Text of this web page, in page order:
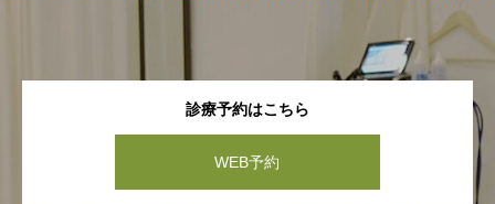
診療予約はこちら
WEB予約